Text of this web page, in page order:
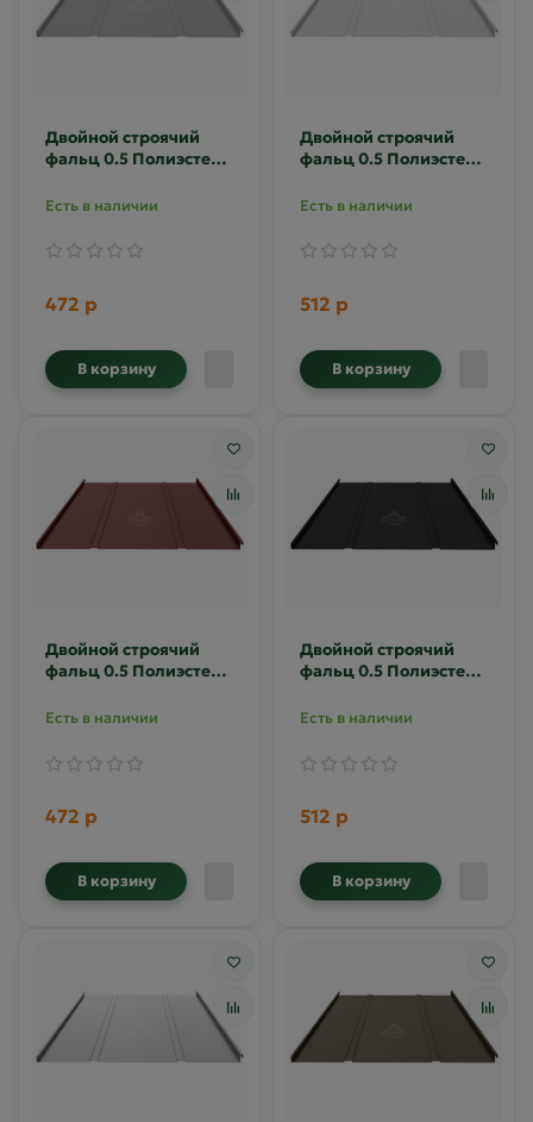
Двойной строячий
фальц 0.5 Полиэстер
Есть в наличии
472 р
В корзину
Двойной строячий
фальц 0.5 Полиэстер
Есть в наличии
512 р
В корзину
Двойной строячий
фальц 0.5 Полиэстер
Есть в наличии
472 р
В корзину
Двойной строячий
фальц 0.5 Полиэстер
Есть в наличии
512 р
В корзину